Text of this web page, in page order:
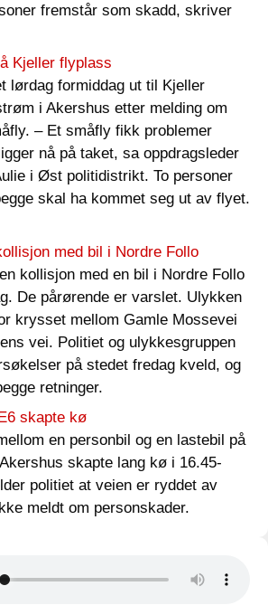
fremstår som skadd, skriver
Kjeller flyplass
lørdag formiddag ut til Kjeller
i Akershus etter melding om
– Et småfly fikk problemer
nå på taket, sa oppdragsleder
i Øst politidistrikt. To personer
skal ha kommet seg ut av flyet.
med bil i Nordre Follo
kollisjon med en bil i Nordre Follo
De pårørende er varslet. Ulykken
krysset mellom Gamle Mossevei
vei. Politiet og ulykkesgruppen
på stedet fredag kveld, og
retninger.
skapte kø
en personbil og en lastebil på
skapte lang kø i 16.45-
politiet at veien er ryddet av
meldt om personskader.